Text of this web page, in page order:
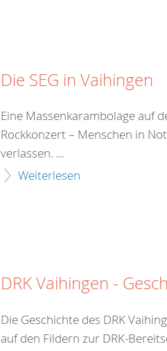
Die SEG in Vaihingen
Eine Massenkarambolage auf
Rockkonzert – Menschen in
verlassen. ...
Weiterlesen
DRK Vaihingen -
Die Geschichte des DRK
auf den Fildern zur DRK-